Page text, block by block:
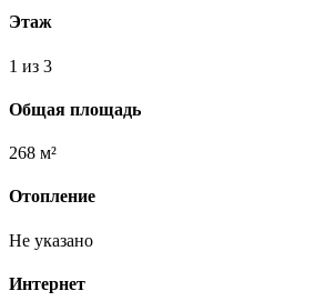
Этаж
1 из 3
Общая площадь
268 м²
Отопление
Не указано
Интернет